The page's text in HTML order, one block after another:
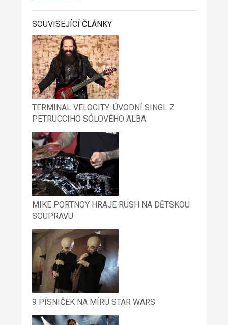
SOUVISEJÍCÍ ČLÁNKY
TERMINAL VELOCITY: ÚVODNÍ SINGL Z
PETRUCCIHO SÓLOVÉHO ALBA
MIKE PORTNOY HRAJE RUSH NA DĚTSKOU
SOUPRAVU
9 PÍSNIČEK NA MÍRU STAR WARS